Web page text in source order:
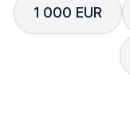
1 000 EUR